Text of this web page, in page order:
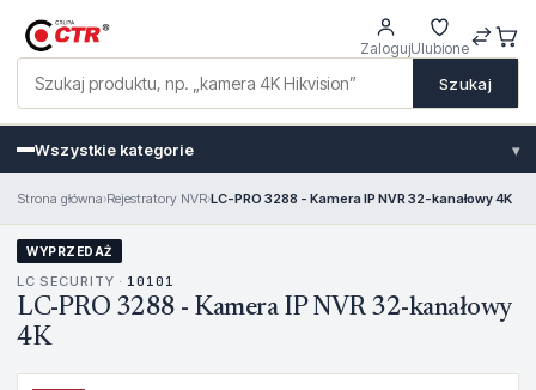
Szukaj
ZalogujUlubione
Wszystkie kategorie ▾
Strona główna›Rejestratory NVR›LC-PRO 3288 - Kamera IP NVR 32-kanałowy 4K
WYPRZEDAŻ
LC SECURITY · 10101
LC-PRO 3288 - Kamera IP NVR 32-kanałowy
4K